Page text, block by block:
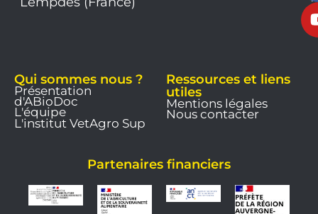
Qui sommes nous ?
Présentation
d'ABioDoc
L'équipe
L'institut VetAgro Sup
Ressources et liens
utiles
Mentions légales
Nous contacter
Partenaires financiers